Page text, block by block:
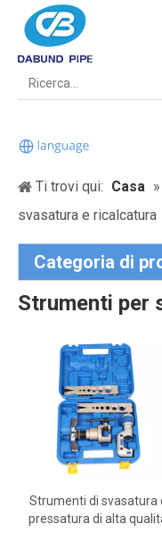
Ti trovi qui: Casa »
svasatura e ricalcatura
Categoria di
Strumenti per
Strumenti di svasatura
pressatura di alta